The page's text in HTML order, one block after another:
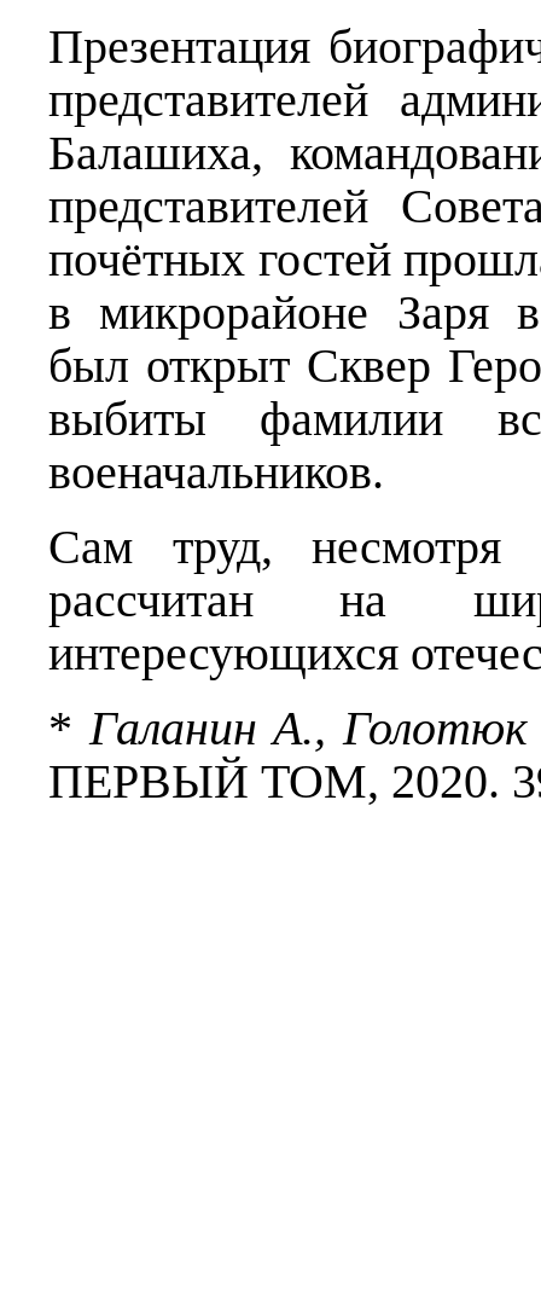
Презентация
представителей
Балашиха,
представителей
почётных гостей
в микрорайоне Заря
был открыт Сквер
выбиты фамилии
военачальников.
Сам труд,
рассчитан на
интересующихся
* Галанин А.,
ПЕРВЫЙ ТОМ, 2020.